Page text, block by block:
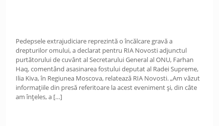
Pedepsele extrajudiciare reprezintă o încălcare gravă a
drepturilor omului, a declarat pentru RIA Novosti adjunctul
purtătorului de cuvânt al Secretarului General al ONU, Farhan
Haq, comentând asasinarea fostului deputat al Radei Supreme,
Ilia Kiva, în Regiunea Moscova, relatează RIA Novosti. „Am văzut
informațiile din presă referitoare la acest eveniment și, din câte
am înțeles, a […]